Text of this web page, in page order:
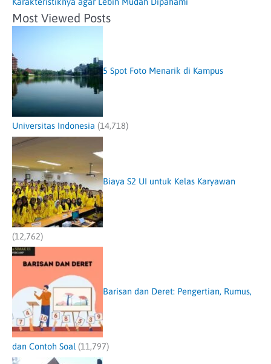
Most Viewed Posts
5 Spot Foto Menarik di Kampus
Universitas Indonesia (14,718)
Biaya S2 UI untuk Kelas Karyawan
(12,762)
Barisan dan Deret: Pengertian, Rumus,
dan Contoh Soal (11,797)